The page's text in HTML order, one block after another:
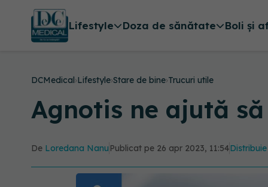
Lifestyle Doza de sănătate Boli și
DCMedical›Lifestyle›Stare de bine›Trucuri utile
Agnotis ne ajută
De Loredana Nanu Publicat pe 26 apr 2023, 11:54